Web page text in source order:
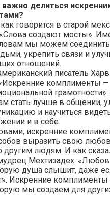
важно делиться
говорится в старой
создают мосты».
мы можем
укрепить связи и
отношений.
писатель
комплименты —
стать лучше в общении,
и научиться
и в себе.
искренние
выразить свою
другим людям. И как
Мехтизадех:
душа слышит, даже
Искренние комплименты
мы создаем для